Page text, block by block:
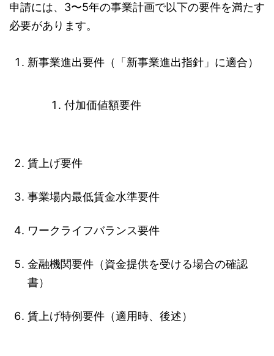
申請には、3〜5年の事業計画で以下の要件を満たす
必要があります。
新事業進出要件（「新事業進出指針」に適合）
付加価値額要件
賃上げ要件
事業場内最低賃金水準要件
ワークライフバランス要件
金融機関要件（資金提供を受ける場合の確認
書）
賃上げ特例要件（適用時、後述）